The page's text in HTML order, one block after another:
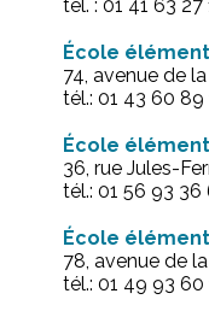
tél. : 01 41 63 27
École
74, avenue de
tél.: 01 43 60 89
École
36, rue Jules-
tél.: 01 56 93 36
École
78, avenue de
tél.: 01 49 93 60